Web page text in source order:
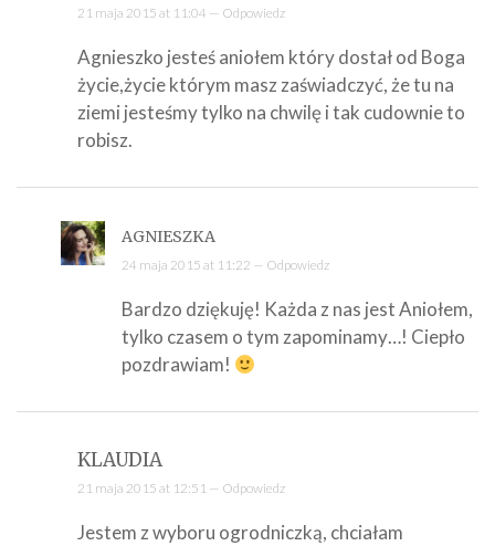
21 maja 2015 at 11:04 — Odpowiedz
Agnieszko jesteś aniołem który dostał od Boga
życie,życie którym masz zaświadczyć, że tu na
ziemi jesteśmy tylko na chwilę i tak cudownie to
robisz.
AGNIESZKA
24 maja 2015 at 11:22 — Odpowiedz
Bardzo dziękuję! Każda z nas jest Aniołem,
tylko czasem o tym zapominamy…! Ciepło
pozdrawiam!
KLAUDIA
21 maja 2015 at 12:51 — Odpowiedz
Jestem z wyboru ogrodniczką, chciałam